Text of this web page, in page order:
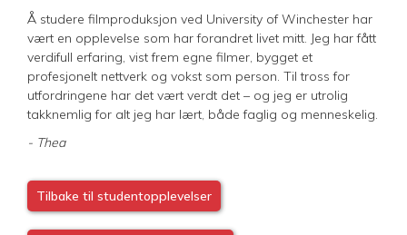
Å studere filmproduksjon ved University of Winchester har
vært en opplevelse som har forandret livet mitt. Jeg har fått
verdifull erfaring, vist frem egne filmer, bygget et
profesjonelt nettverk og vokst som person. Til tross for
utfordringene har det vært verdt det – og jeg er utrolig
takknemlig for alt jeg har lært, både faglig og menneskelig.
- Thea
Tilbake til studentopplevelser